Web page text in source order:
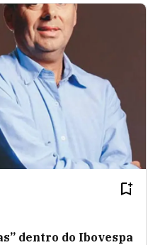
dentro do Ibovespa